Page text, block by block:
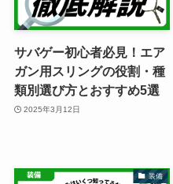
サバゲー初心者必見！エア
ガン用スリングの役割・種
類別選び方とおすすめ5選
2025年3月12日
装備